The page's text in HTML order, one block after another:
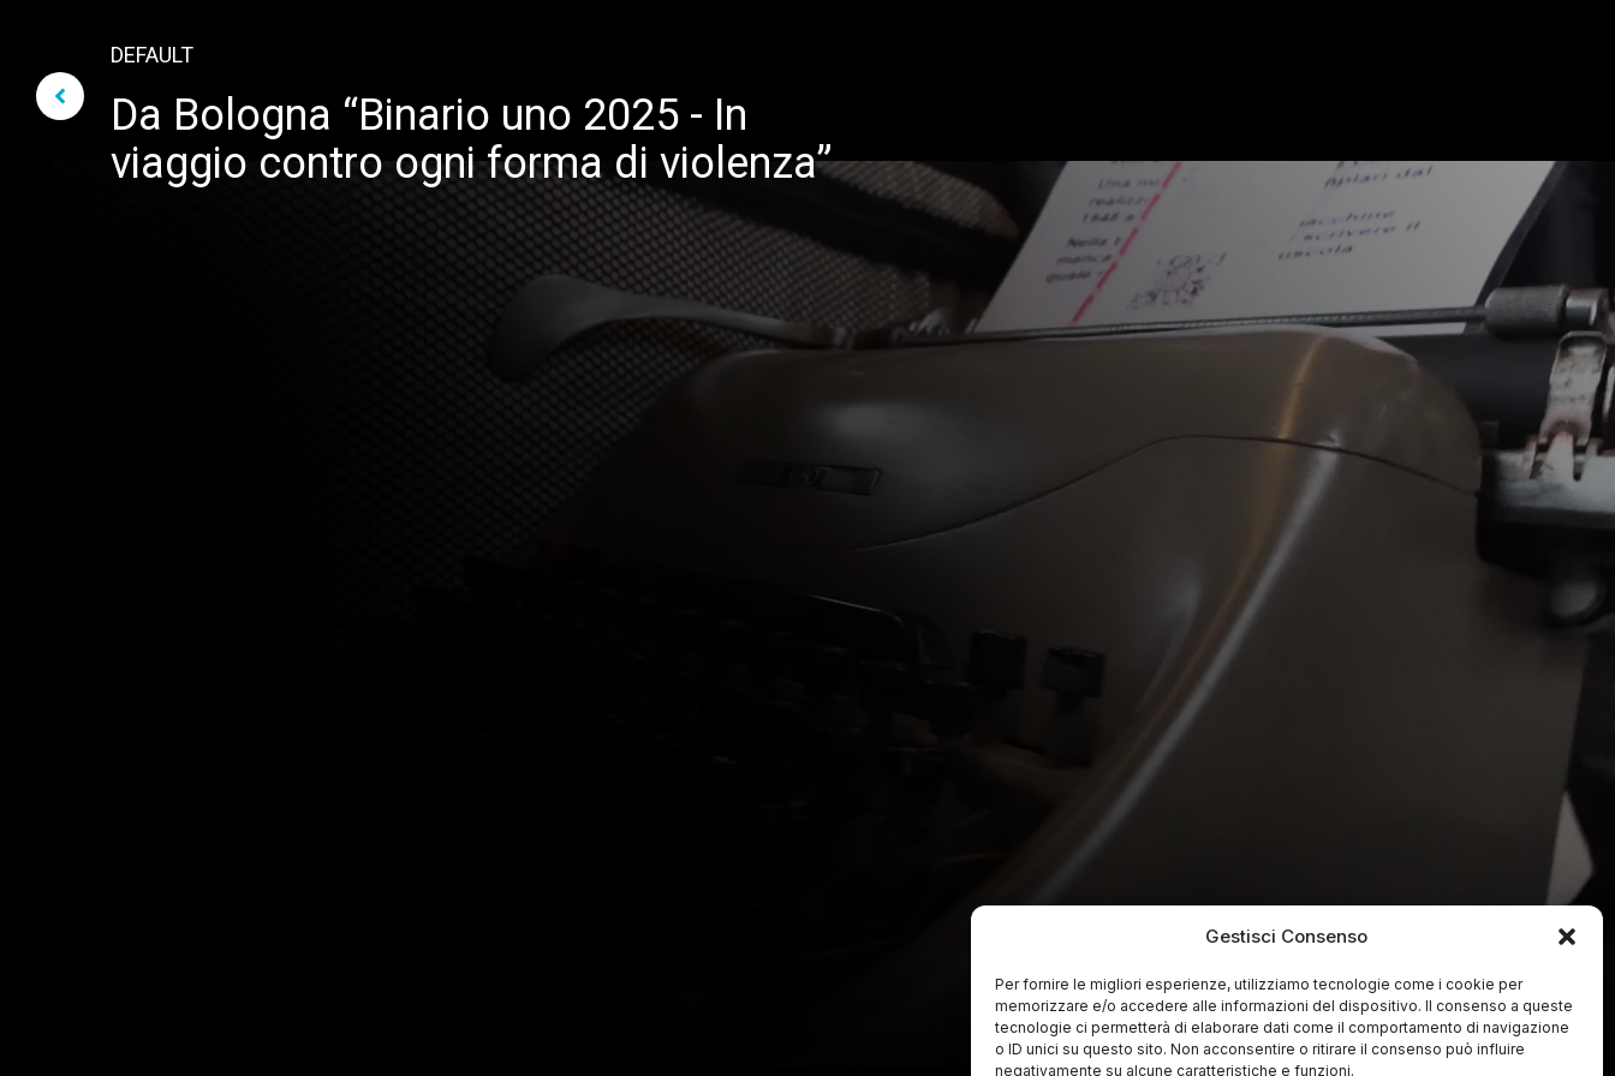
Gestisci Consenso
Per fornire le migliori esperienze, utilizziamo tecnologie come i cookie per
memorizzare e/o accedere alle informazioni del dispositivo. Il consenso a queste
tecnologie ci permetterà di elaborare dati come il comportamento di navigazione
o ID unici su questo sito. Non acconsentire o ritirare il consenso può influire
negativamente su alcune caratteristiche e funzioni.